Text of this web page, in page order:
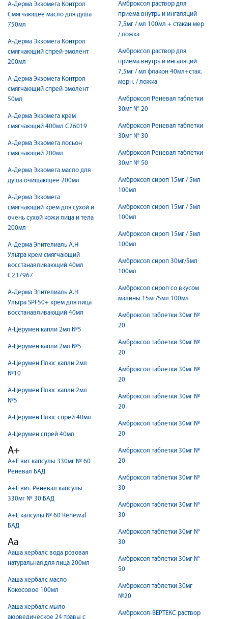
А-Дерма Экзомега Контрол
Смягчающее масло для душа
750мл
А-Дерма Экзомега Контрол
смягчающий спрей-эмолент
200мл
А-Дерма Экзомега Контрол
смягчающий спрей-эмолент
50мл
А-Дерма Экзомега крем
смягчающий 400мл С26019
А-Дерма Экзомега лосьон
смягчающий 200мл
А-Дерма Экзомега масло для
душа очищающее 200мл
А-Дерма Экзомега
смягчающий крем для сухой и
очень сухой кожи лица и тела
200мл
А-Дерма Эпителиаль A.H
Ультра крем смягчающий
восстанавливающий 40мл
C237967
А-Дерма Эпителиаль А.Н
Ультра SPF50+ крем для лица
восстанавливающий 40мл
А-Церумен капли 2мл №5
А-Церумен капли 2мл №5
А-Церумен Плюс капли 2мл
№10
А-Церумен Плюс капли 2мл
№5
А-Церумен Плюс спрей 40мл
А-Церумен спрей 40мл
А+
А+Е вит капсулы 330мг № 60
Реневал БАД
А+Е вит. Реневал капсулы
330мг № 30 БАД
А+Е капсулы № 60 Renewal
БАД
Аа
Ааша хербалс вода розовая
натуральная для лица 200мл
Ааша хербалс масло
Кокосовое 100мл
Ааша хербалс мыло
аюрведическое 24 травы с
Амброксол раствор для
приема внутрь и ингаляций
7,5мг / мл 100мл + стакан мер
/ ложка
Амброксол раствор для
приема внутрь и ингаляций
7,5мг / мл флакон 40мл+стак.
мерн. / ложка
Амброксол Реневал таблетки
30мг № 20
Амброксол Реневал таблетки
30мг № 30
Амброксол Реневал таблетки
30мг № 50
Амброксол сироп 15мг / 5мл
100мл
Амброксол сироп 15мг / 5мл
100мл
Амброксол сироп 15мг / 5мл
100мл
Амброксол сироп 30мг/5мл
100мл
Амброксол сироп со вкусом
малины 15мг/5мл 100мл
Амброксол таблетки 30мг №
20
Амброксол таблетки 30мг №
20
Амброксол таблетки 30мг №
20
Амброксол таблетки 30мг №
20
Амброксол таблетки 30мг №
20
Амброксол таблетки 30мг №
20
Амброксол таблетки 30мг №
30
Амброксол таблетки 30мг №
30
Амброксол таблетки 30мг №
30
Амброксол таблетки 30мг №
50
Амброксол таблетки 30мг
№20
Амброксол-ВЕРТЕКС раствор